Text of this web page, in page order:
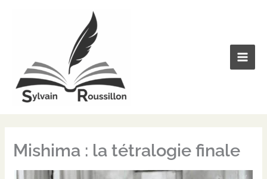
Mishima : la tétralogie finale